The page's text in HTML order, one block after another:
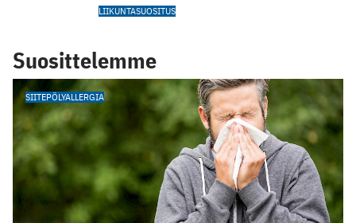
LIIKUNTASUOSITUS
Suosittelemme
SIITEPÖLYALLERGIA